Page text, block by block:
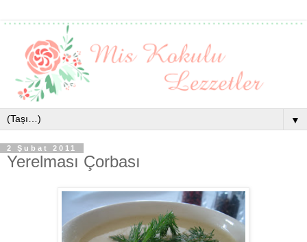
▼
2 Şubat 2011
Yerelması Çorbası